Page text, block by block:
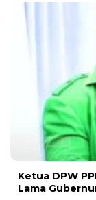
Ketua DPW
Lama